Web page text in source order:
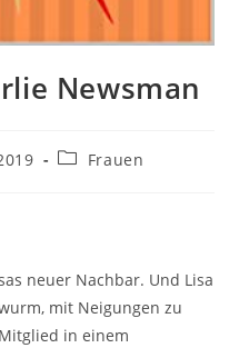
Newsman
Frauen
neuer Nachbar. Und Lisa
mit Neigungen zu
in einem